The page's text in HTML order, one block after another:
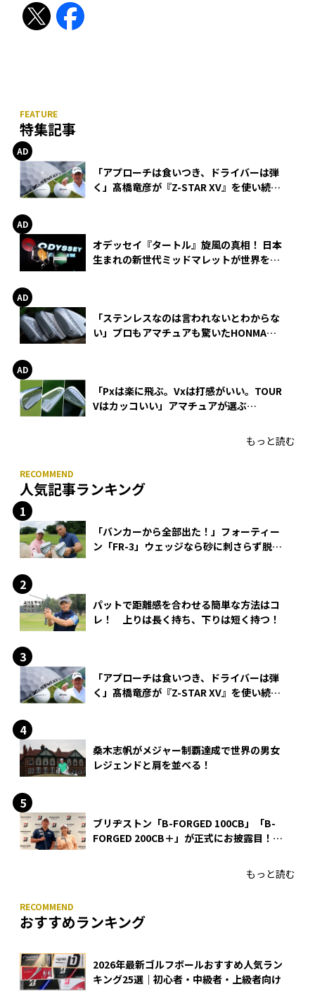
特集記事
「アプローチは食いつき、ドライバーは弾
く」髙橋竜彦が『Z-STAR XV』を使い続け
オデッセイ『タートル』旋風の真相！ 日本
生まれの新世代ミッドマレットが世界を席
「ステンレスなのは言われないとわからな
い」プロもアマチュアも驚いたHONMA
「Pxは楽に飛ぶ。Vxは打感がいい。TOUR
Vはカッコいい」アマチュアが選ぶ
もっと読む
人気記事ランキング
「バンカーから全部出た！」フォーティー
ン「FR-3」ウェッジなら砂に刺さらず脱出
パットで距離感を合わせる簡単な方法はコ
レ！ 上りは長く持ち、下りは短く持つ！
「アプローチは食いつき、ドライバーは弾
く」髙橋竜彦が『Z-STAR XV』を使い続け
桑木志帆がメジャー制覇達成で世界の男女
レジェンドと肩を並べる！
ブリヂストン「B-FORGED 100CB」「B-
FORGED 200CB＋」が正式にお披露目！
もっと読む
おすすめランキング
2026年最新ゴルフボールおすすめ人気ラン
キング25選｜初心者・中級者・上級者向け